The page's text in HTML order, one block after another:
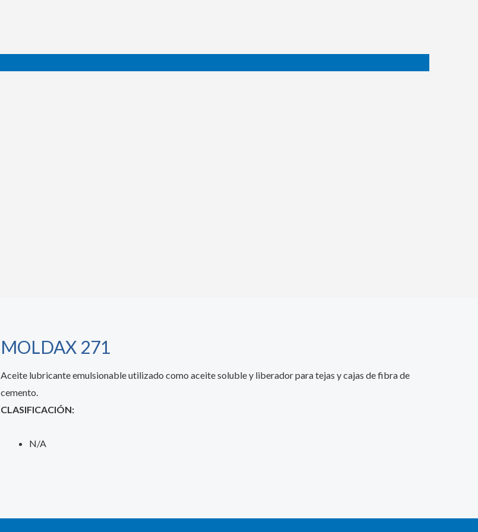
MOLDAX 271
Aceite lubricante emulsionable utilizado como aceite soluble y liberador para tejas y cajas de fibra de
cemento.
CLASIFICACIÓN:
N/A